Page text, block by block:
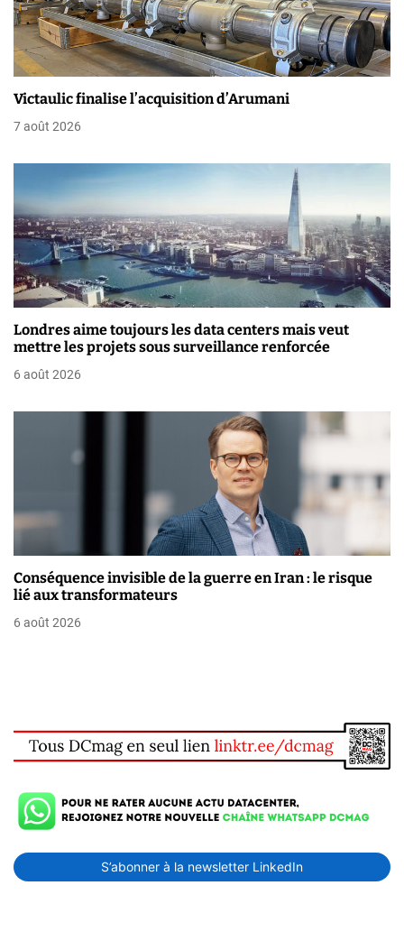
o
n
d
e
’
a
r
t
i
c
Victaulic finalise l’acquisition d’Arumani
7 août 2026
Londres aime toujours les data centers mais veut
mettre les projets sous surveillance renforcée
6 août 2026
Conséquence invisible de la guerre en Iran : le risque
lié aux transformateurs
6 août 2026
S’abonner à la newsletter LinkedIn